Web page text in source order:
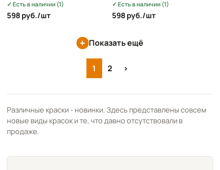
Есть в наличии (1)
598 руб./шт
Есть в наличии (1)
598 руб./шт
Показать ещё
1 2 ›
Различные краски - новинки. Здесь представлены совсем
новые виды красок и те, что давно отсутствовали в
продаже.